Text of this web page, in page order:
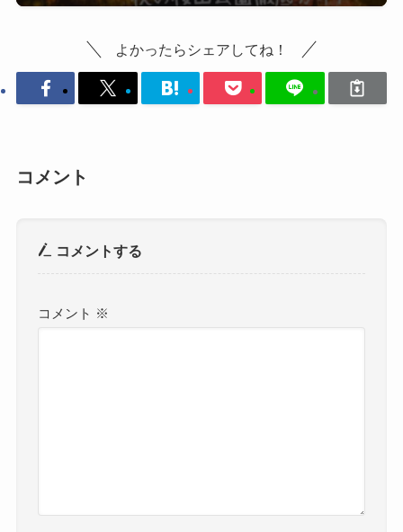
よかったらシェアしてね！
コメント
コメントする
コメント ※